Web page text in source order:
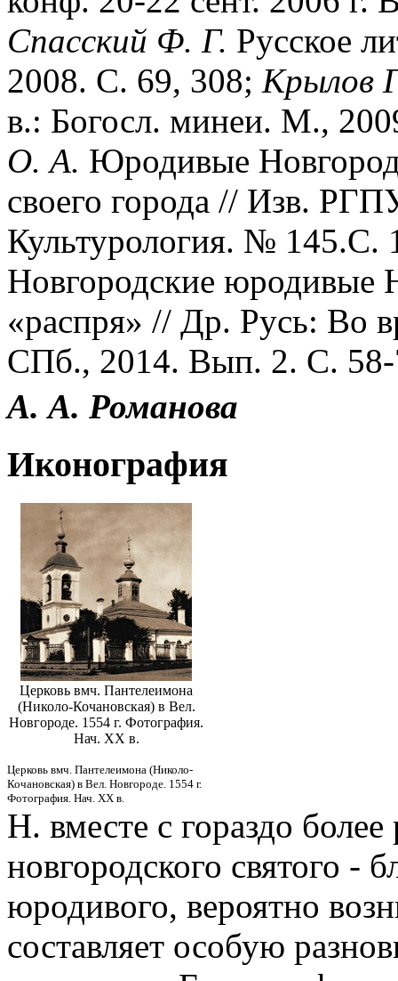
Спасский Ф. Г. Русское
2008. С. 69, 308; Крылов
в.: Богосл. минеи. М.,
О. А. Юродивые
своего города // Изв.
Культурология. № 145.С.
Новгородские юродивые
«распря» // Др. Русь: Во
СПб., 2014. Вып. 2. С.
А. А. Романова
Иконография
Церковь вмч. Пантелеимона
(Николо-Кочановская) в Вел.
Новгороде. 1554 г. Фотография.
Нач. XX в.
Церковь вмч. Пантелеимона (Николо-
Кочановская) в Вел. Новгороде. 1554 г.
Фотография. Нач. XX в.
Н. вместе с гораздо
новгородского святого -
юродивого, вероятно
составляет особую